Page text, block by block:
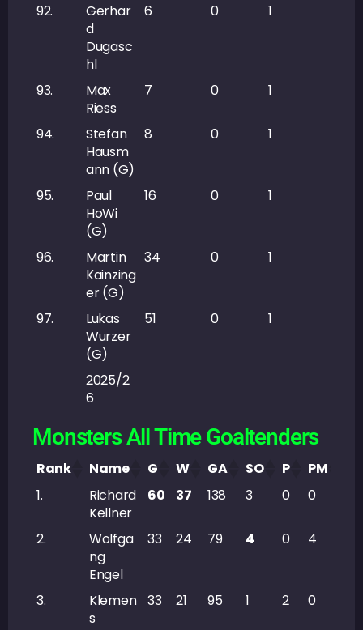
92.
Gerhar
d
Dugasc
hl
6 0 1
93.
Max
Riess
7 0 1
94.
Stefan
Hausm
ann (G)
8 0 1
95.
Paul
HoWi
(G)
16 0 1
96.
Martin
Kainzing
er (G)
34 0 1
97.
Lukas
Wurzer
(G)
51 0 1
2025/2
6
Monsters All Time Goaltenders
Rank Name G W GA SO P PM
1.
Richard
Kellner
60 37 138 3 0 0
2.
Wolfga
ng
Engel
33 24 79 4 0 4
3.
Klemen
s
33 21 95 1 2 0